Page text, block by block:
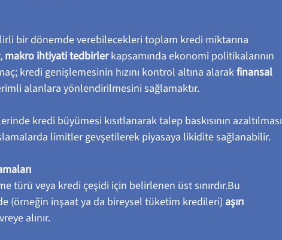
bir dönemde verebilecekleri toplam kredi miktarına
makro ihtiyati tedbirler kapsamında ekonomi politikalarının
kredi genişlemesinin hızını kontrol altına alarak finansal
alanlara yönlendirilmesini sağlamaktır.
kredi büyümesi kısıtlanarak talep baskısının azaltılması
limitler gevşetilerek piyasaya likidite sağlanabilir.
türü veya kredi çeşidi için belirlenen üst sınırdır.Bu
(örneğin inşaat ya da bireysel tüketim kredileri) aşırı
alınır.